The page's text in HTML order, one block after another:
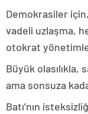
Demokrasiler
vadeli uzlaşma,
otokrat
Büyük olasılıkla,
ama sonsuza
Batı’nın